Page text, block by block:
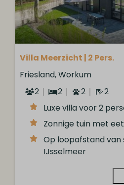
Villa Meerzicht | 2 Pers.
Friesland, Workum
2
2 2
2
Luxe villa voor 2
Zonnige tuin met
Op loopafstand van
IJsselmeer